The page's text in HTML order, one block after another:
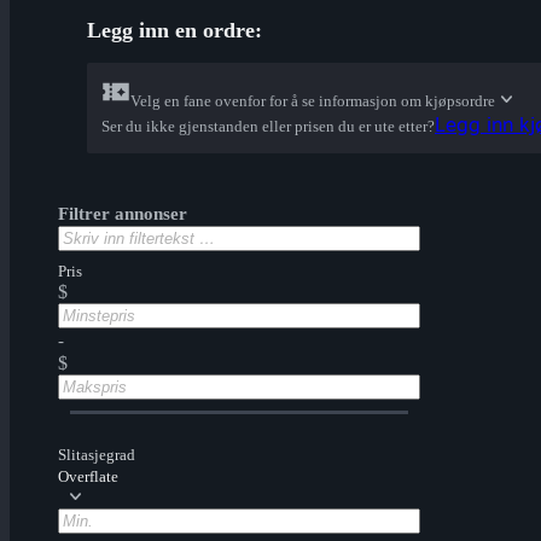
Legg inn en ordre:
Velg en fane ovenfor for å se informasjon om kjøpsordre
Ser du ikke gjenstanden eller prisen du er ute etter?Legg inn
Filtrer annonser
Pris
$
-
$
Slitasjegrad
Overflate